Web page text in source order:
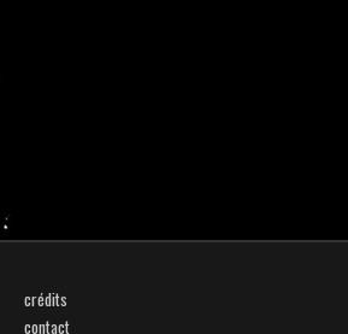
crédits
contact